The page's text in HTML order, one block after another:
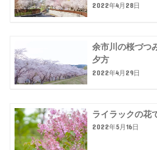
2022年4月28日
余市川の桜づつ
夕方
2022年4月29日
ライラックの花
2022年5月16日